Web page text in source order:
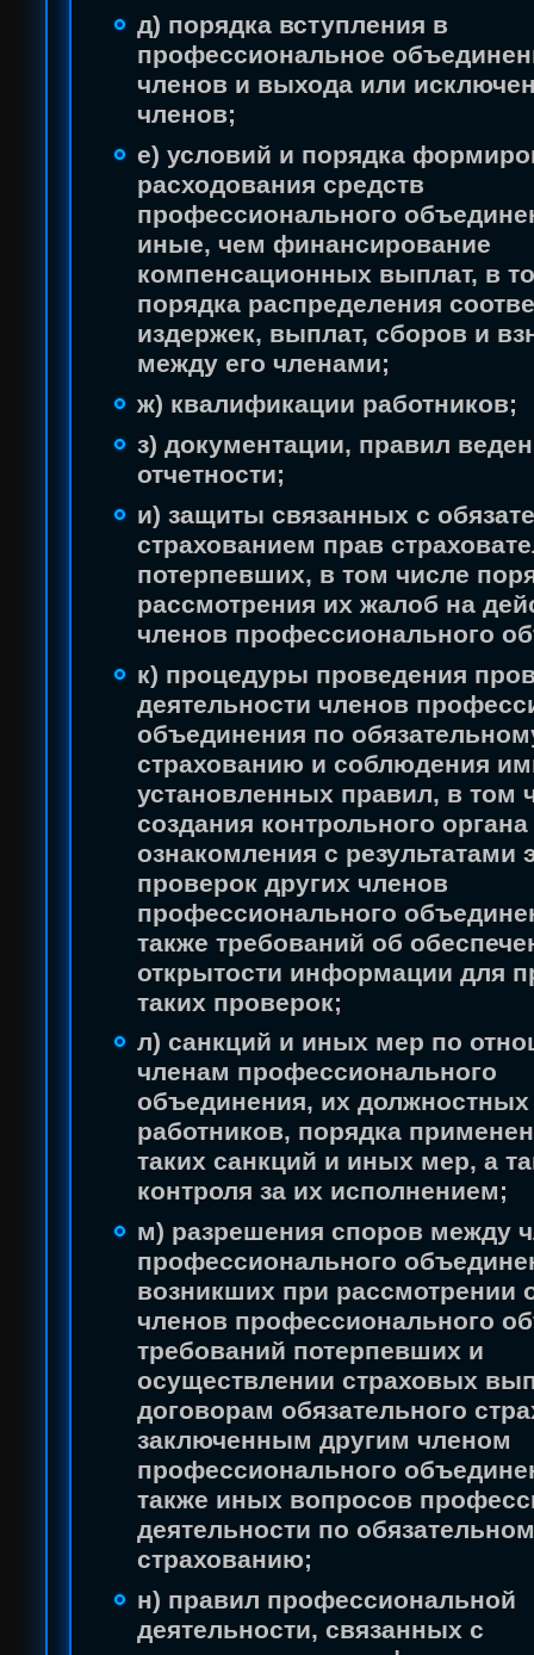
д) порядка вступления в
профессиональное
членов и выхода или
членов;
е) условий и порядка
расходования средств
профессионального
иные, чем финансирование
компенсационных выплат, в
порядка распределения
издержек, выплат, сборов и
между его членами;
ж) квалификации работников;
з) документации, правил
отчетности;
и) защиты связанных с
страхованием прав
потерпевших, в том числе
рассмотрения их жалоб на
членов профессионального
к) процедуры проведения
деятельности членов
объединения по
страхованию и соблюдения
установленных правил, в том
создания контрольного
ознакомления с результатами
проверок других членов
профессионального
также требований об
открытости информации для
таких проверок;
л) санкций и иных мер по
членам профессионального
объединения, их
работников, порядка
таких санкций и иных мер, а
контроля за их исполнением;
м) разрешения споров между
профессионального
возникших при рассмотрении
членов профессионального
требований потерпевших и
осуществлении страховых
договорам обязательного
заключенным другим членом
профессионального
также иных вопросов
деятельности по
страхованию;
н) правил профессиональной
деятельности, связанных с